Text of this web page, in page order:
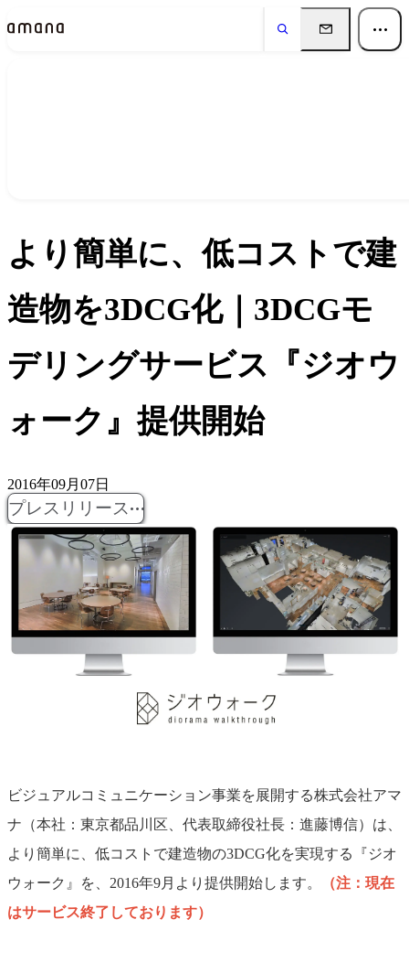
より簡単に、低コストで建
造物を3DCG化｜3DCGモ
デリングサービス『ジオウ
ォーク』提供開始
2016年09月07日
プレスリリース
ビジュアルコミュニケーション事業を展開する株式会社アマ
ナ（本社：東京都品川区、代表取締役社長：進藤博信）は、
より簡単に、低コストで建造物の3DCG化を実現する『ジオ
ウォーク』を、2016年9月より提供開始します。
（注：現在
はサービス終了しております）